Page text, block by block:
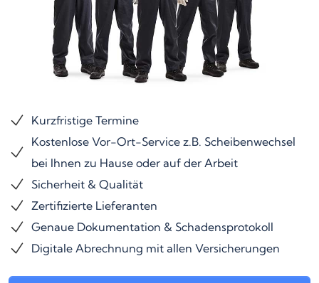
Kurzfristige Termine
Kostenlose Vor-Ort-Service z.B. Scheibenwechsel
bei Ihnen zu Hause oder auf der Arbeit
Sicherheit & Qualität
Zertifizierte Lieferanten
Genaue Dokumentation & Schadensprotokoll
Digitale Abrechnung mit allen Versicherungen